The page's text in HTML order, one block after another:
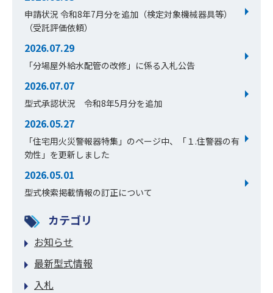
申請状況 令和8年7月分を追加（検定対象機械器具等）
（受託評価依頼）
2026.07.29
「分場屋外給水配管の改修」に係る入札公告
2026.07.07
型式承認状況 令和8年5月分を追加
2026.05.27
「住宅用火災警報器特集」のページ中、「１.住警器の有
効性」を更新しました
2026.05.01
型式検索掲載情報の訂正について
カテゴリ
お知らせ
最新型式情報
入札